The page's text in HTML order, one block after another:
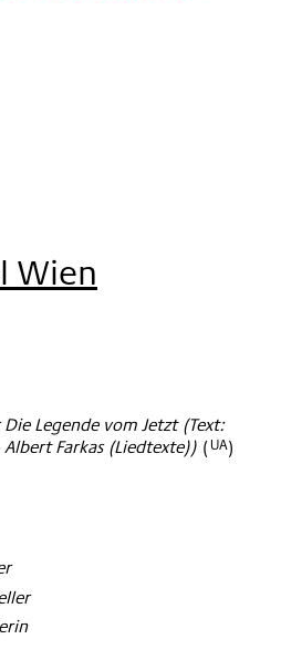
Wien
Legende vom Jetzt (Text:
Farkas (Liedtexte)) (UA)